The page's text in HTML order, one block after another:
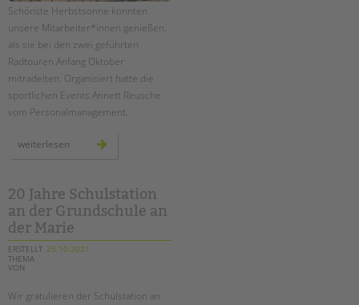
Schönste Herbstsonne konnten
unsere Mitarbeiter*innen genießen,
als sie bei den zwei geführten
Radtouren Anfang Oktober
mitradelten. Organisiert hatte die
sportlichen Events Annett Reusche
vom Personalmanagement.
weiterlesen
spuren
der
ehemals
geteilten
stadt
20 Jahre Schulstation
an der Grundschule an
der Marie
ERSTELLT 25.10.2021
THEMA
VON
Wir gratulieren der Schulstation an